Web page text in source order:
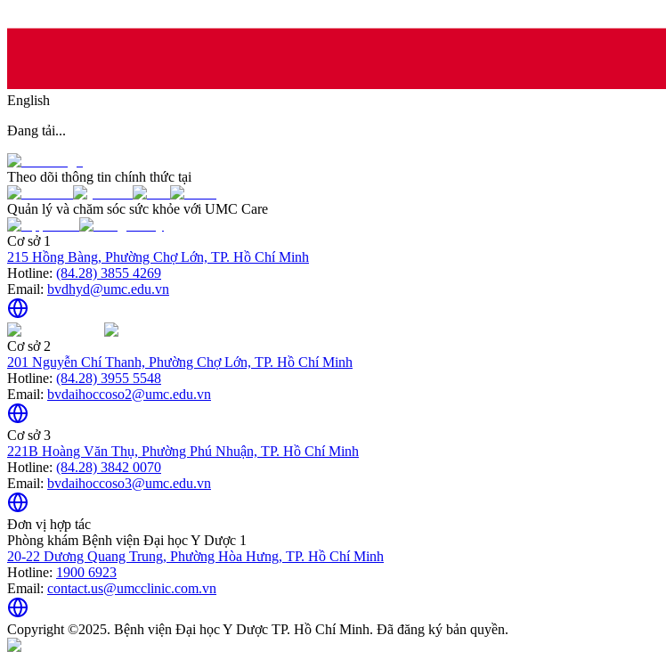
English
Đang tải...
Theo dõi thông tin chính thức tại
Quản lý và chăm sóc sức khỏe với UMC Care
Cơ sở 1
215 Hồng Bàng, Phường Chợ Lớn, TP. Hồ Chí Minh
Hotline: (84.28) 3855 4269
Email: bvdhyd@umc.edu.vn
Cơ sở 2
201 Nguyễn Chí Thanh, Phường Chợ Lớn, TP. Hồ Chí Minh
Hotline: (84.28) 3955 5548
Email: bvdaihoccoso2@umc.edu.vn
Cơ sở 3
221B Hoàng Văn Thụ, Phường Phú Nhuận, TP. Hồ Chí Minh
Hotline: (84.28) 3842 0070
Email: bvdaihoccoso3@umc.edu.vn
Đơn vị hợp tác
Phòng khám Bệnh viện Đại học Y Dược 1
20-22 Dương Quang Trung, Phường Hòa Hưng, TP. Hồ Chí Minh
Hotline: 1900 6923
Email: contact.us@umcclinic.com.vn
Copyright ©2025. Bệnh viện Đại học Y Dược TP. Hồ Chí Minh. Đã đăng ký bản quyền.